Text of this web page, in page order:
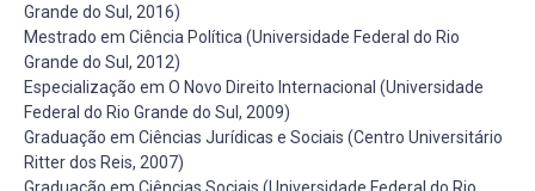
Grande do Sul, 2016)
Mestrado em Ciência Política (Universidade Federal do Rio
Grande do Sul, 2012)
Especialização em O Novo Direito Internacional (Universidade
Federal do Rio Grande do Sul, 2009)
Graduação em Ciências Jurídicas e Sociais (Centro Universitário
Ritter dos Reis, 2007)
Graduação em Ciências Sociais (Universidade Federal do Rio